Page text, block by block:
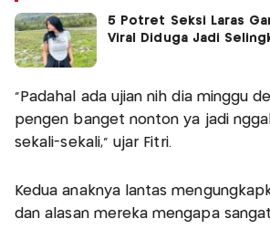
5 Potret Seksi Laras
Viral Diduga Jadi
“Padahal ada ujian nih dia minggu
pengen banget nonton ya jadi
sekali-sekali,” ujar Fitri.
Kedua anaknya lantas
dan alasan mereka mengapa